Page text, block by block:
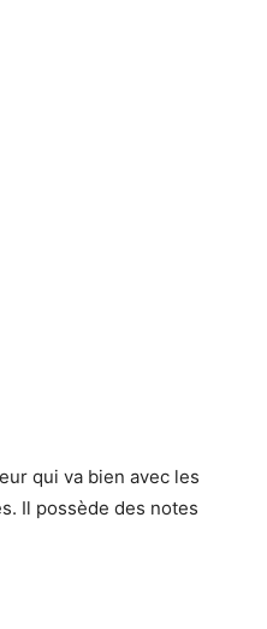
qui va bien avec les
Il possède des notes